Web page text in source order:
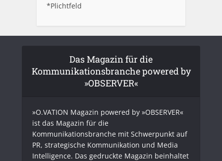
*Plichtfeld
Das Magazin für die
Kommunikationsbranche powered by
»OBSERVER«
»O.VATION Magazin powered by »OBSERVER«
ist das Magazin für die
Kommunikationsbranche mit Schwerpunkt auf
PR, strategische Kommunikation und Media
Intelligence. Das gedruckte Magazin beinhaltet